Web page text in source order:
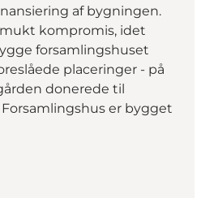
af bygningen.
kompromis, idet
forsamlingshuset
placeringer - på
donerede til
er bygget